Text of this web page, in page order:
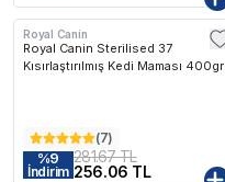
Royal Canin
Royal Canin Sterilised 37
Kısırlaştırılmış Kedi Maması 400gr
(7)
%9
İndirim
281.67 TL
256.06 TL